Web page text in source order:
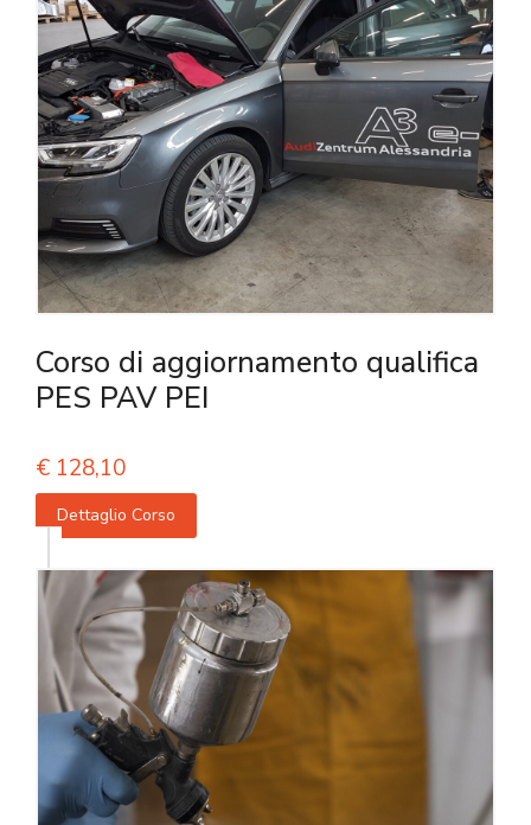
Corso di aggiornamento qualifica
PES PAV PEI
€ 128,10
Dettaglio Corso